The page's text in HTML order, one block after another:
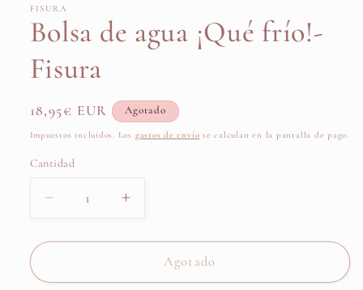
ventana
FISURA
Bolsa de agua ¡Qué frío!-
Fisura
Precio
habitual
18,95€ EUR Agotado
Impuestos incluidos. Los gastos de envío se calculan en la pantalla de pago.
Cantidad
Cantidad
Reducir
para
de
Aumentar
para
Bolsa
de
Agotado